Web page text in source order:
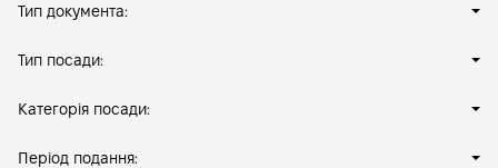
Тип документа:
Тип посади:
Категорія посади:
Період подання: